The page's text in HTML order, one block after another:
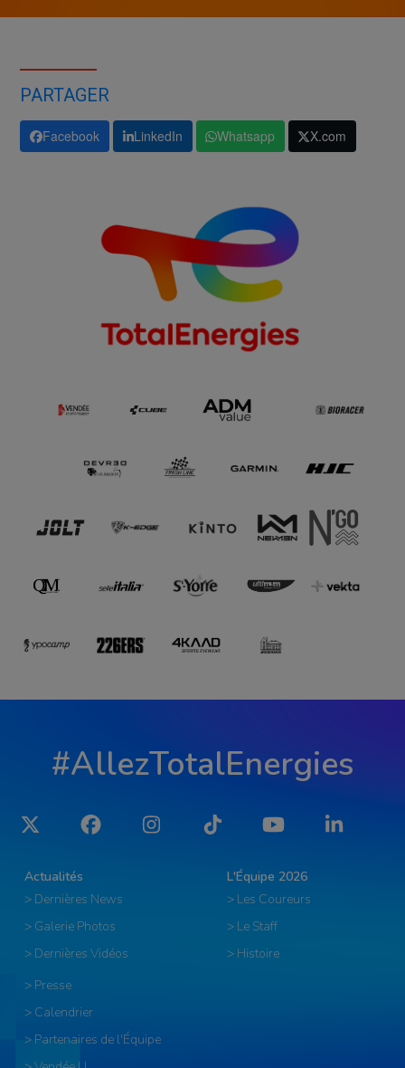
PARTAGER
Facebook LinkedIn Whatsapp X.com
#AllezTotalEnergies
Twitter Facebook Instagram Tiktok YouTube LinkedIn
Actualités
> Dernières News
> Galerie Photos
> Dernières Vidéos
L'Équipe 2026
> Les Coureurs
> Le Staff
> Histoire
> Presse
> Calendrier
> Partenaires de l'Équipe